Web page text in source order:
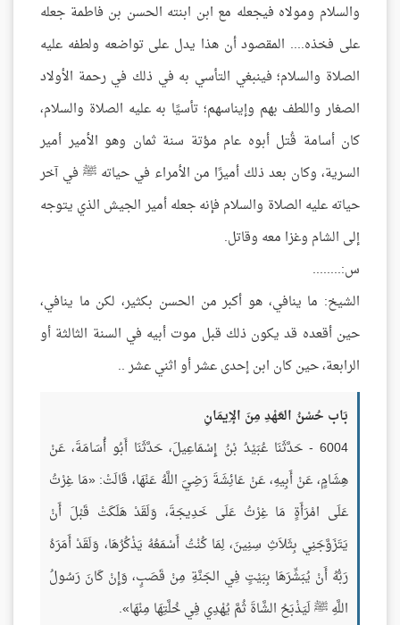
والسلام ومولاه فيجعله مع ابن ابنته الحسن بن فاطمة جعله
على فخذه.... المقصود أن هذا يدل على تواضعه ولطفه عليه
الصلاة والسلام؛ فينبغي التأسي به في ذلك في رحمة الأولاد
الصغار واللطف بهم وإيناسهم؛ تأسيًا به عليه الصلاة والسلام،
كان أسامة قُتل أبوه عام مؤتة سنة ثمان وهو الأمير أمير
السرية، وكان بعد ذلك أميرًا من الأمراء في حياته ﷺ في آخر
حياته عليه الصلاة والسلام فإنه جعله أمير الجيش الذي يتوجه
إلى الشام وغزا معه وقاتل.
س:........
الشيخ: ما ينافي، هو أكبر من الحسن بكثير، لكن ما ينافي،
حين أقعده قد يكون ذلك قبل موت أبيه في السنة الثالثة أو
الرابعة، حين كان ابن إحدى عشر أو اثني عشر ..
بَاب حُسْنُ العَهْدِ مِنَ الإِيمَانِ
6004 - حَدَّثَنَا عُبَيْدُ بْنُ إِسْمَاعِيلَ، حَدَّثَنَا أَبُو أُسَامَةَ، عَنْ
هِشَامٍ، عَنْ أَبِيهِ، عَنْ عَائِشَةَ رَضِيَ اللَّهُ عَنْهَا، قَالَتْ: «مَا غِرْتُ
عَلَى امْرَأَةٍ مَا غِرْتُ عَلَى خَدِيجَةَ، وَلَقَدْ هَلَكَتْ قَبْلَ أَنْ
يَتَزَوَّجَنِي بِثَلاَثِ سِنِينَ، لِمَا كُنْتُ أَسْمَعُهُ يَذْكُرُهَا، وَلَقَدْ أَمَرَهُ
رَبُّهُ أَنْ يُبَشِّرَهَا بِبَيْتٍ فِي الجَنَّةِ مِنْ قَصَبٍ، وَإِنْ كَانَ رَسُولُ
اللَّهِ ﷺ لَيَذْبَحُ الشَّاةَ ثُمَّ يُهْدِي فِي خُلَّتِهَا مِنْهَا».